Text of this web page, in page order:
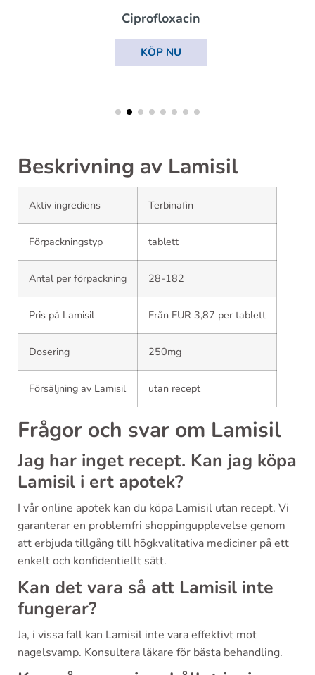
Ciprofloxacin
KÖP NU
Beskrivning av Lamisil
Aktiv ingrediens Terbinafin
Förpackningstyp tablett
Antal per förpackning 28-182
Pris på Lamisil Från EUR 3,87 per tablett
Dosering 250mg
Försäljning av Lamisil utan recept
Frågor och svar om Lamisil
Jag har inget recept. Kan jag köpa
Lamisil i ert apotek?
I vår online apotek kan du köpa Lamisil utan recept. Vi
garanterar en problemfri shoppingupplevelse genom
att erbjuda tillgång till högkvalitativa mediciner på ett
enkelt och konfidentiellt sätt.
Kan det vara så att Lamisil inte
fungerar?
Ja, i vissa fall kan Lamisil inte vara effektivt mot
nagelsvamp. Konsultera läkare för bästa behandling.